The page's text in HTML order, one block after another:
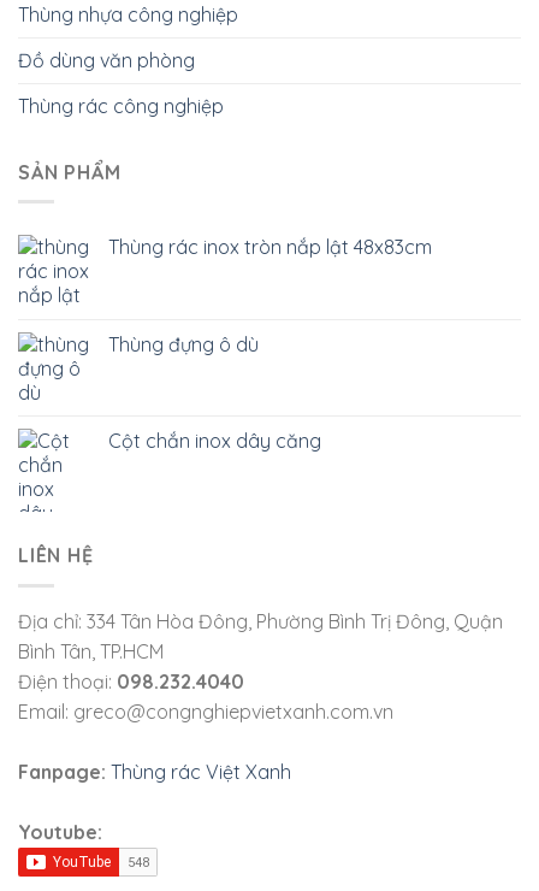
Thùng nhựa công nghiệp
Đồ dùng văn phòng
Thùng rác công nghiệp
SẢN PHẨM
Thùng rác inox tròn nắp lật 48x83cm
Thùng đựng ô dù
Cột chắn inox dây căng
LIÊN HỆ
Địa chỉ: 334 Tân Hòa Đông, Phường Bình Trị Đông, Quận
Bình Tân, TP.HCM
Điện thoại: 098.232.4040
Email: greco@congnghiepvietxanh.com.vn
Fanpage: Thùng rác Việt Xanh
Youtube: